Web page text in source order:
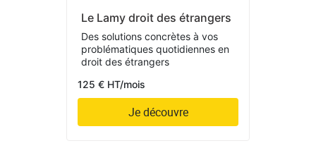
Le Lamy droit des étrangers
Des solutions concrètes à vos
problématiques quotidiennes en
droit des étrangers
125 € HT/mois
Je découvre